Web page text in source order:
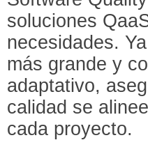
soluciones
necesidades.
más grande y
adaptativo,
calidad se
cada proyecto.